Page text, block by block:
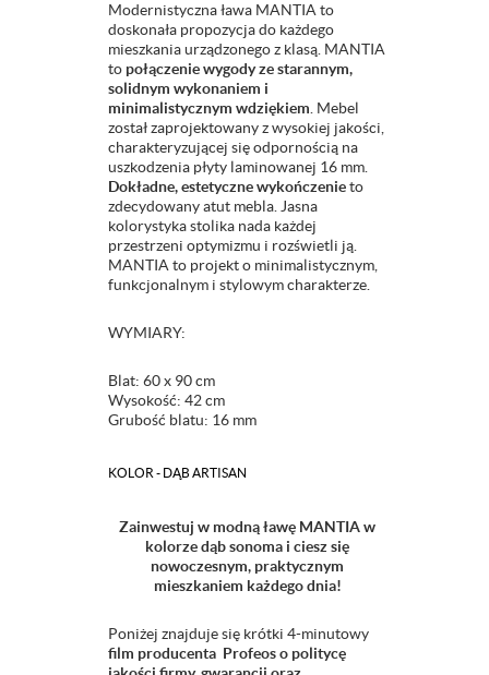
Modernistyczna ława MANTIA to
doskonała propozycja do każdego
mieszkania urządzonego z klasą. MANTIA
to połączenie wygody ze starannym,
solidnym wykonaniem i
minimalistycznym wdziękiem. Mebel
został zaprojektowany z wysokiej jakości,
charakteryzującej się odpornością na
uszkodzenia płyty laminowanej 16 mm.
Dokładne, estetyczne wykończenieto
zdecydowany atut mebla. Jasna
kolorystyka stolika nada każdej
przestrzeni optymizmu i rozświetli ją.
MANTIA to projekt o minimalistycznym,
funkcjonalnym i stylowym charakterze.
WYMIARY:
Blat: 60 x 90 cm
Wysokość: 42 cm
Grubość blatu: 16 mm
KOLOR - DĄB ARTISAN
Zainwestuj w modną ławę MANTIA w
kolorze dąb sonoma i ciesz się
nowoczesnym, praktycznym
mieszkaniem każdego dnia!
Poniżej znajduje się krótki 4-minutowy
film producenta Profeos o politycę